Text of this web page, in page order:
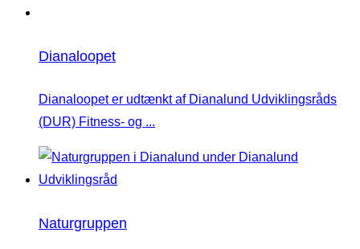
Dianaloopet
Dianaloopet er udtænkt af Dianalund Udviklingsråds
(DUR) Fitness- og ...
Naturgruppen